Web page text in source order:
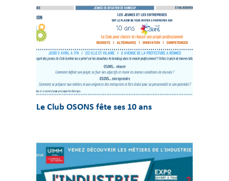
Le Club OSONS fête ses 10 ans